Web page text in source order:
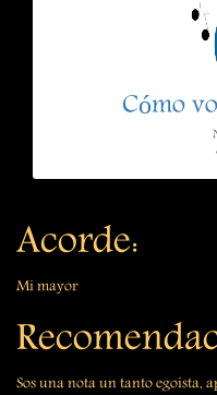
Cómo
Acorde:
Mi mayor
Sos una nota un tanto egoista,